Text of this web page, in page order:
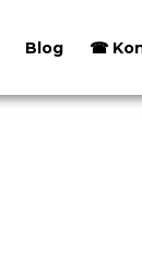
Blog ☎